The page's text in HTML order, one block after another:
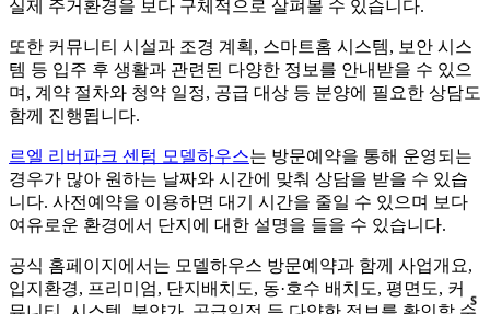
실제 주거환경을 보다 구체적으로 살펴볼 수 있습니다.
또한 커뮤니티 시설과 조경 계획, 스마트홈 시스템, 보안 시스
템 등 입주 후 생활과 관련된 다양한 정보를 안내받을 수 있으
며, 계약 절차와 청약 일정, 공급 대상 등 분양에 필요한 상담도
함께 진행됩니다.
르엘 리버파크 센텀 모델하우스는 방문예약을 통해 운영되는
경우가 많아 원하는 날짜와 시간에 맞춰 상담을 받을 수 있습
니다. 사전예약을 이용하면 대기 시간을 줄일 수 있으며 보다
여유로운 환경에서 단지에 대한 설명을 들을 수 있습니다.
공식 홈페이지에서는 모델하우스 방문예약과 함께 사업개요,
입지환경, 프리미엄, 단지배치도, 동·호수 배치도, 평면도, 커